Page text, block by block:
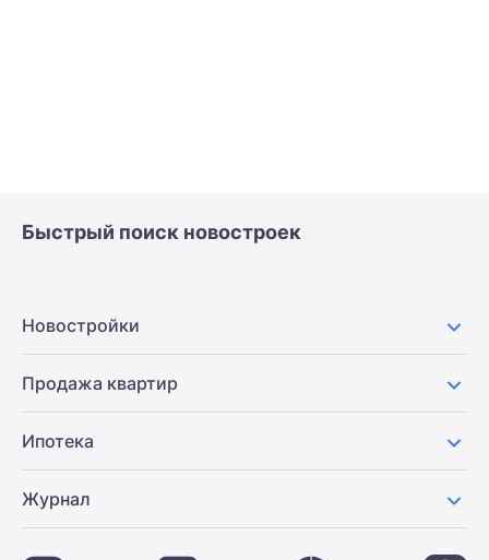
Быстрый поиск новостроек
Новостройки
Продажа квартир
Ипотека
Журнал